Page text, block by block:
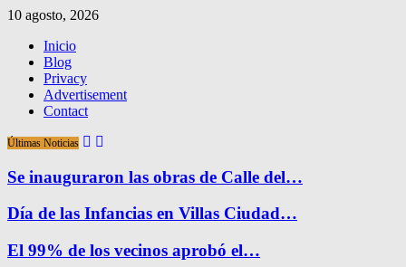
10 agosto, 2026
Inicio
Blog
Privacy
Advertisement
Contact
Últimas Noticias
Se inauguraron las obras de Calle del…
Día de las Infancias en Villas Ciudad…
El 99% de los vecinos aprobó el…